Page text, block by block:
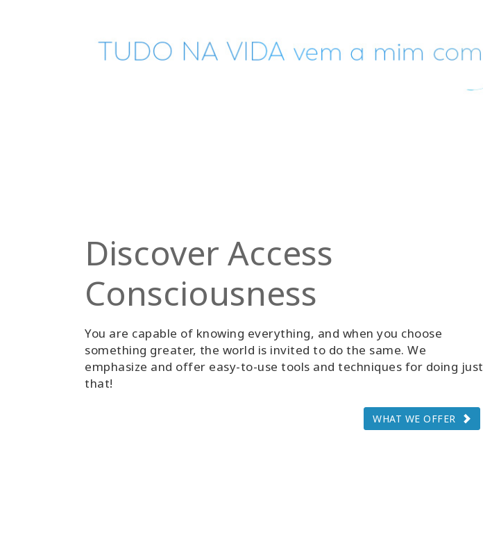
Discover Access
Consciousness
You are capable of knowing everything, and when you choose
something greater, the world is invited to do the same. We
emphasize and offer easy-to-use tools and techniques for doing just
that!
WHAT WE OFFER